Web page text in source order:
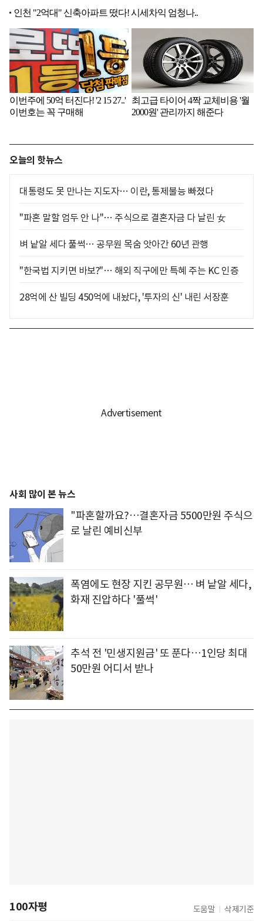
오늘의 핫뉴스
대통령도 못 만나는 지도자… 이란, 통제불능 빠졌다
"파혼 말할 엄두 안 나"… 주식으로 결혼자금 다 날린 女
벼 낱알 세다 풀썩… 공무원 목숨 앗아간 60년 관행
"한국법 지키면 바보?"… 해외 직구에만 특혜 주는 KC 인증
28억에 산 빌딩 450억에 내놨다, '투자의 신' 내린 서장훈
사회 많이 본 뉴스
"파혼할까요?…결혼자금 5500만원 주식으
로 날린 예비신부
폭염에도 현장 지킨 공무원… 벼 낱알 세다,
화재 진압하다 '풀썩'
추석 전 '민생지원금' 또 푼다…1인당 최대
50만원 어디서 받나
100자평 도움말 삭제기준